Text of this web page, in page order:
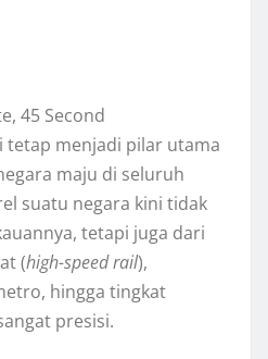
45 Second
menjadi pilar utama
maju di seluruh
suatu negara kini tidak
tetapi juga dari
(high-speed rail),
hingga tingkat
presisi.